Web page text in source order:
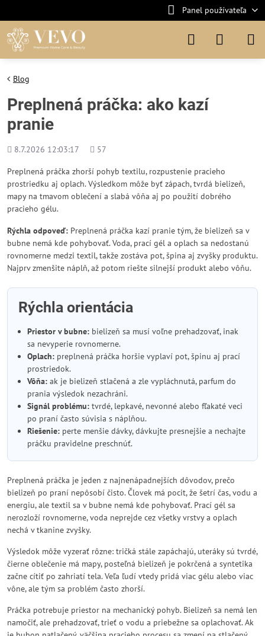
Panel používateľa
Blog
Preplnená práčka: ako kazí
pranie
Pridané
8.7.2026 12:03:17
Počet
57
Preplnená práčka zhorší pohyb textilu, rozpustenie pracieho
prostriedku aj oplach. Výsledkom môže byť zápach, tvrdá bielizeň,
mapy na tmavom oblečení a slabá vôňa aj po použití dobrého
pracieho gélu.
Rýchla odpoveď: Preplnená práčka kazí pranie tým, že bielizeň sa v
bubne nemá kde pohybovať. Voda, prací gél a oplach sa nedostanú
rovnomerne medzi textil, takže zostáva pot, špina aj zvyšky produktu.
Najprv zmenšite náplň, až potom riešte silnejší produkt alebo vôňu.
Rýchla orientácia
Priestor v bubne: bielizeň sa musí voľne prehadzovať, inak
sa nevyperie rovnomerne.
Oplach: preplnená práčka horšie vyplaví pot, špinu aj prací
prostriedok.
Vôňa: ak je bielizeň stlačená a zle vypláchnutá, parfum do
prania výsledok nezachráni.
Signál problému: tvrdé, lepkavé, nevonné alebo fľakaté veci
po praní často súvisia s náplňou.
Riešenie: perte menšie dávky, dávkujte presnejšie a nechajte
práčku pravidelne preschnúť.
Preplnená práčka je jeden z najnenápadnejších dôvodov, prečo
bielizeň po praní nepôsobí čisto. Človek má pocit, že šetrí čas, vodu a
energiu, ale textil sa v bubne nemá kde pohybovať. Prací gél sa
nerozloží rovnomerne, voda neprejde cez všetky vrstvy a oplach
nechá v tkanine zvyšky.
Výsledok môže vyzerať rôzne: tričká stále zapáchajú, uteráky sú tvrdé,
čierne oblečenie má mapy, posteľná bielizeň je pokrčená a syntetika
začne cítiť po zahriatí tela. Veľa ľudí vtedy pridá viac gélu alebo viac
vône, ale tým sa problém často zhorší.
Práčka potrebuje priestor na mechanický pohyb. Bielizeň sa nemá len
namočiť, ale prehadzovať, trieť o vodu a priebežne sa oplachovať. Ak